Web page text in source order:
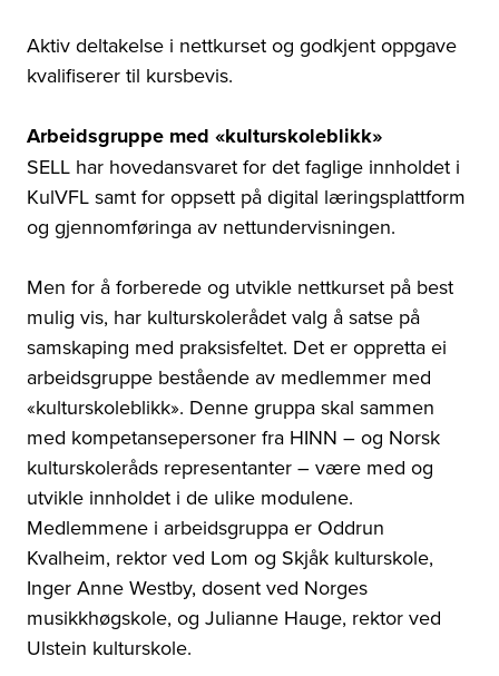
Aktiv deltakelse i nettkurset og godkjent oppgave
kvalifiserer til kursbevis.
Arbeidsgruppe med «kulturskoleblikk»
SELL har hovedansvaret for det faglige innholdet i
KulVFL samt for oppsett på digital læringsplattform
og gjennomføringa av nettundervisningen.
Men for å forberede og utvikle nettkurset på best
mulig vis, har kulturskolerådet valg å satse på
samskaping med praksisfeltet. Det er oppretta ei
arbeidsgruppe bestående av medlemmer med
«kulturskoleblikk». Denne gruppa skal sammen
med kompetansepersoner fra HINN – og Norsk
kulturskoleråds representanter – være med og
utvikle innholdet i de ulike modulene.
Medlemmene i arbeidsgruppa er Oddrun
Kvalheim, rektor ved Lom og Skjåk kulturskole,
Inger Anne Westby, dosent ved Norges
musikkhøgskole, og Julianne Hauge, rektor ved
Ulstein kulturskole.